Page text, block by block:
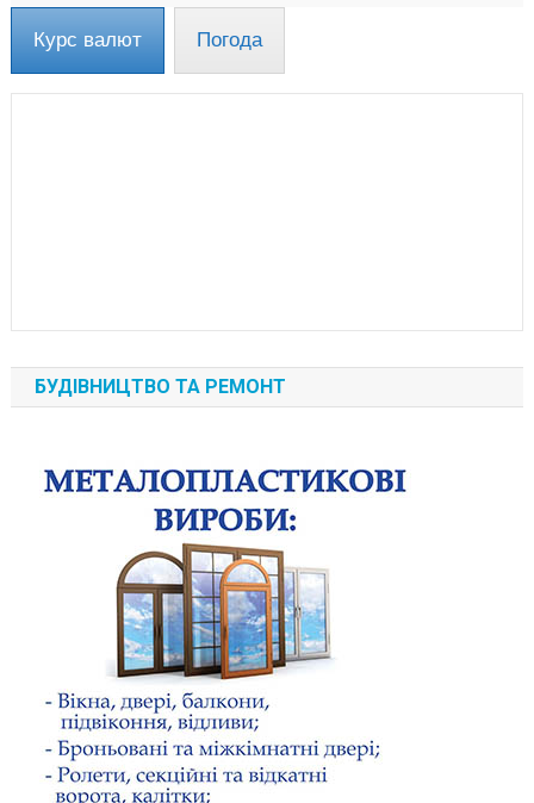
Курс валют Погода
БУДІВНИЦТВО ТА РЕМОНТ